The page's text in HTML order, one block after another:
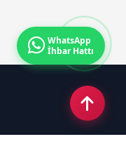
WhatsApp
İhbar Hattı